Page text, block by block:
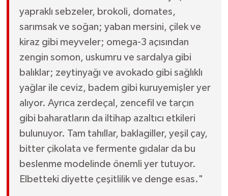
yapraklı sebzeler, brokoli, domates,
sarımsak ve soğan; yaban mersini, çilek ve
kiraz gibi meyveler; omega-3 açısından
zengin somon, uskumru ve sardalya gibi
balıklar; zeytinyağı ve avokado gibi sağlıklı
yağlar ile ceviz, badem gibi kuruyemişler yer
alıyor. Ayrıca zerdeçal, zencefil ve tarçın
gibi baharatların da iltihap azaltıcı etkileri
bulunuyor. Tam tahıllar, baklagiller, yeşil çay,
bitter çikolata ve fermente gıdalar da bu
beslenme modelinde önemli yer tutuyor.
Elbetteki diyette çeşitlilik ve denge esas."